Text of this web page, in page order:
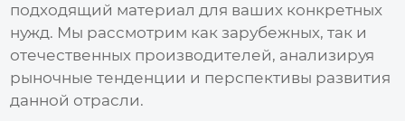
подходящий материал для ваших конкретных
нужд. Мы рассмотрим как зарубежных, так и
отечественных производителей, анализируя
рыночные тенденции и перспективы развития
данной отрасли.